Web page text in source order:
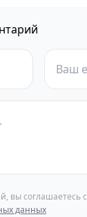
вы соглашаетесь с
данных